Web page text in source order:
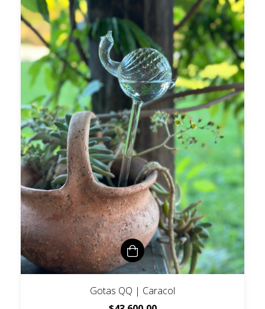
Gotas QQ | Caracol